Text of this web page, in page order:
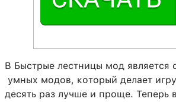
В Быстрые лестницы мод является
умных модов, который делает
десять раз лучше и проще. Теперь